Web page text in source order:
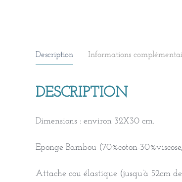
Description Informations
DESCRIPTION
Dimensions : environ 32X30 cm.
Eponge Bambou (70%coton-
Attache cou élastique (jusqu’à 52cm